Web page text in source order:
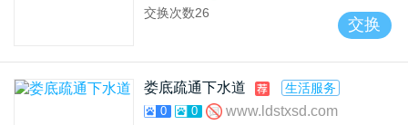
交换次数26
交换
娄底疏通下水道 生活服务
0 0 www.ldstxsd.com